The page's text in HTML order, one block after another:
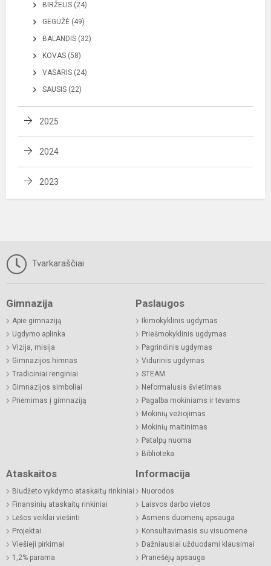
BIRŽELIS (24)
GEGUŽĖ (49)
BALANDIS (32)
KOVAS (58)
VASARIS (24)
SAUSIS (22)
2025
2024
2023
Tvarkaraščiai
Gimnazija
Apie gimnaziją
Ugdymo aplinka
Vizija, misija
Gimnazijos himnas
Tradiciniai renginiai
Gimnazijos simboliai
Priėmimas į gimnaziją
Paslaugos
Ikimokyklinis ugdymas
Priešmokyklinis ugdymas
Pagrindinis ugdymas
Vidurinis ugdymas
STEAM
Neformalusis švietimas
Pagalba mokiniams ir tėvams
Mokinių vežiojimas
Mokinių maitinimas
Patalpų nuoma
Biblioteka
Ataskaitos
Biudžeto vykdymo ataskaitų rinkiniai
Finansinių ataskaitų rinkiniai
Lėšos veiklai viešinti
Projektai
Viešieji pirkimai
1,2% parama
Informacija
Nuorodos
Laisvos darbo vietos
Asmens duomenų apsauga
Konsultavimasis su visuomene
Dažniausiai užduodami klausimai
Pranešėjų apsauga